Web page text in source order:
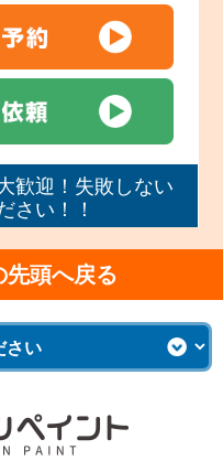
歓迎！失敗しない
さい！！
先頭へ戻る